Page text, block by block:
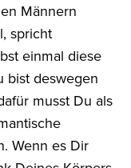
Männern
spricht
einmal diese
bist deswegen
musst Du als
Wenn es Dir